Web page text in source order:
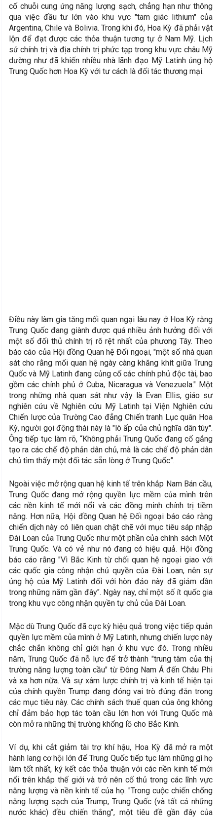
cố chuỗi cung ứng năng lượng sạch, chẳng hạn như thông
qua việc đầu tư lớn vào khu vực "tam giác lithium" của
Argentina, Chile và Bolivia. Trong khi đó, Hoa Kỳ đã phải vật
lộn để đạt được các thỏa thuận tương tự ở Nam Mỹ. Lịch
sử chính trị và địa chính trị phức tạp trong khu vực châu Mỹ
dường như đã khiến nhiều nhà lãnh đạo Mỹ Latinh ủng hộ
Trung Quốc hơn Hoa Kỳ với tư cách là đối tác thương mại.
Điều này làm gia tăng mối quan ngại lâu nay ở Hoa Kỳ rằng
Trung Quốc đang giành được quá nhiều ảnh hưởng đối với
một số đối thủ chính trị rõ rệt nhất của phương Tây. Theo
báo cáo của Hội đồng Quan hệ Đối ngoại, "một số nhà quan
sát cho rằng mối quan hệ ngày càng khăng khít giữa Trung
Quốc và Mỹ Latinh đang củng cố các chính phủ độc tài, bao
gồm các chính phủ ở Cuba, Nicaragua và Venezuela." Một
trong những nhà quan sát như vậy là Evan Ellis, giáo sư
nghiên cứu về Nghiên cứu Mỹ Latinh tại Viện Nghiên cứu
Chiến lược của Trường Cao đẳng Chiến tranh Lục quân Hoa
Kỳ, người gọi động thái này là "lò ấp của chủ nghĩa dân túy".
Ông tiếp tục làm rõ, “Không phải Trung Quốc đang cố gắng
tạo ra các chế độ phản dân chủ, mà là các chế độ phản dân
chủ tìm thấy một đối tác sẵn lòng ở Trung Quốc”.
Ngoài việc mở rộng quan hệ kinh tế trên khắp Nam Bán cầu,
Trung Quốc đang mở rộng quyền lực mềm của mình trên
các nền kinh tế mới nổi và các đồng minh chính trị tiềm
năng. Hơn nữa, Hội đồng Quan hệ Đối ngoại báo cáo rằng
chiến dịch này có liên quan chặt chẽ với mục tiêu sáp nhập
Đài Loan của Trung Quốc như một phần của chính sách Một
Trung Quốc. Và có vẻ như nó đang có hiệu quả. Hội đồng
báo cáo rằng "Vì Bắc Kinh từ chối quan hệ ngoại giao với
các quốc gia công nhận chủ quyền của Đài Loan, nên sự
ủng hộ của Mỹ Latinh đối với hòn đảo này đã giảm dần
trong những năm gần đây". Ngày nay, chỉ một số ít quốc gia
trong khu vực công nhận quyền tự chủ của Đài Loan.
Mặc dù Trung Quốc đã cực kỳ hiệu quả trong việc tiếp quản
quyền lực mềm của mình ở Mỹ Latinh, nhưng chiến lược này
chắc chắn không chỉ giới hạn ở khu vực đó. Trong nhiều
năm, Trung Quốc đã nỗ lực để trở thành "trung tâm của thị
trường năng lượng toàn cầu" từ Đông Nam Á đến Châu Phi
và xa hơn nữa. Và sự xâm lược chính trị và kinh tế hiện tại
của chính quyền Trump đang đóng vai trò đúng đắn trong
các mục tiêu này. Các chính sách thuế quan của ông không
chỉ đảm bảo hợp tác toàn cầu lớn hơn với Trung Quốc mà
còn mở ra những thị trường khổng lồ cho Bắc Kinh.
Ví dụ, khi cắt giảm tài trợ khí hậu, Hoa Kỳ đã mở ra một
hành lang cơ hội lớn để Trung Quốc tiếp tục làm những gì họ
làm tốt nhất, ký kết các thỏa thuận với các nền kinh tế mới
nổi trên khắp thế giới và trở nên cố thủ trong các lĩnh vực
năng lượng và nền kinh tế của họ. "Trong cuộc chiến chống
năng lượng sạch của Trump, Trung Quốc (và tất cả những
nước khác) đều chiến thắng", một tiêu đề gần đây của